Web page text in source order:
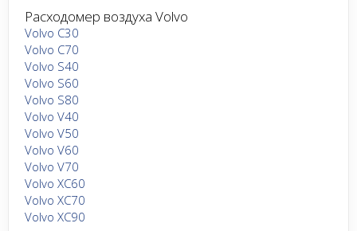
Расходомер воздуха Volvo
Volvo C30
Volvo C70
Volvo S40
Volvo S60
Volvo S80
Volvo V40
Volvo V50
Volvo V60
Volvo V70
Volvo XC60
Volvo XC70
Volvo XC90